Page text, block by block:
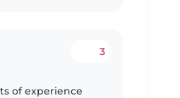
3
of experience